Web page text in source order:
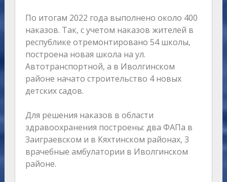
По итогам 2022 года выполнено около 400
наказов. Так, с учетом наказов жителей в
республике отремонтировано 54 школы,
построена новая школа на ул.
Автотранспортной, а в Иволгинском
районе начато строительство 4 новых
детских садов.
Для решения наказов в области
здравоохранения построены: два ФАПа в
Заиграевском и в Кяхтинском районах, 3
врачебные амбулатории в Иволгинском
районе.